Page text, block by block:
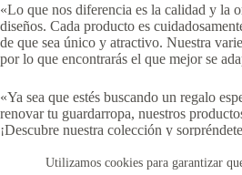
Utilizamos cookies para garantizar
«Lo que nos diferencia es la calidad y la
diseños. Cada producto es
de que sea único y atractivo. Nuestra
por lo que encontrarás el que mejor se
«Ya sea que estés buscando un regalo
renovar tu guardarropa, nuestros
¡Descubre nuestra colección y